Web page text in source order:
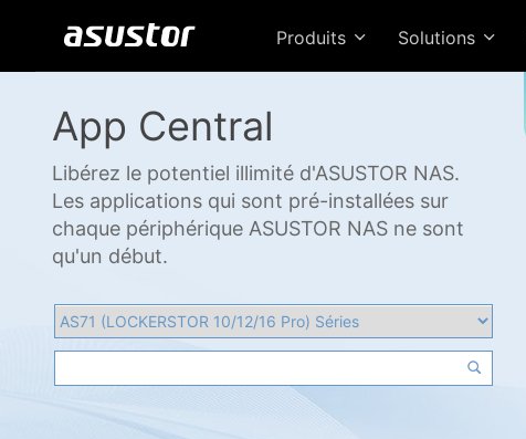
Produits Solutions
App Central
Libérez le potentiel illimité d'ASUSTOR NAS.
Les applications qui sont pré-installées sur
chaque périphérique ASUSTOR NAS ne sont
qu'un début.